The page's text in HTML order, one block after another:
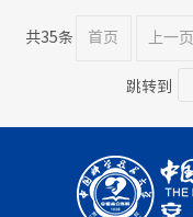
共35条 首页 上一页
跳转到